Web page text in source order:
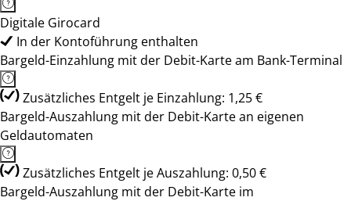
Digitale Girocard
In der Kontoführung enthalten
Bargeld-Einzahlung mit der Debit-Karte am Bank-Terminal
Zusätzliches Entgelt je Einzahlung: 1,25 €
Bargeld-Auszahlung mit der Debit-Karte an eigenen
Geldautomaten
Zusätzliches Entgelt je Auszahlung: 0,50 €
Bargeld-Auszahlung mit der Debit-Karte im